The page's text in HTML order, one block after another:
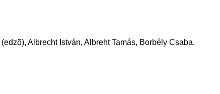
(edzõ), Albrecht István, Albreht Tamás, Borbély Csaba,